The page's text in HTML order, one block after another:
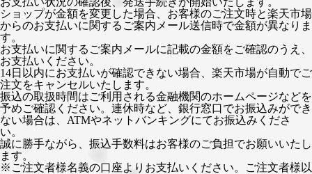
ショップが金額を変更した場合、お客様のご注文時と楽天市場
からのお支払いに関するご案内メール送信時で金額が異なりま
す。
お支払いに関するご案内メールに記載の金額をご確認のうえ、
お支払いください。
14日以内にお支払いが確認できない場合、楽天市場が自動でご
注文をキャンセルいたします。
振込の取扱時間はご利用される金融機関のホームページなどを
予めご確認ください。連休時など、銀行窓口でお振込みができ
ない場合は、ATMやネットバンキングにてお振込みくださ
い。
誠に勝手ながら、振込手数料はお客様のご負担でお願いいたし
ます。
※ご注文者様名義の口座よりお支払いください。ご注文者様以